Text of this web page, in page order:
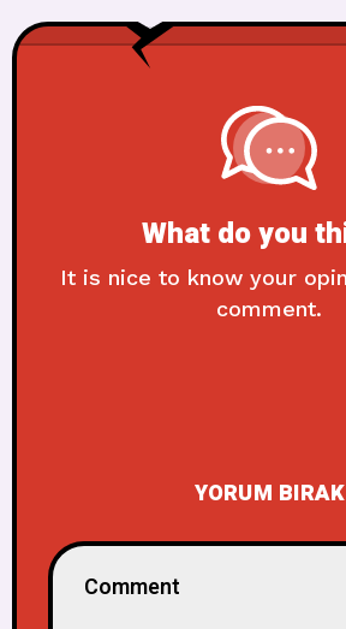
What do you
It is nice to know your
comment.
YORUM BIRAK